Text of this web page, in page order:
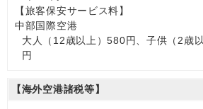
【旅客保安サービス料】
中部国際空港
大人（12歳以上）580円、子供（2歳
円
【海外空港諸税等】